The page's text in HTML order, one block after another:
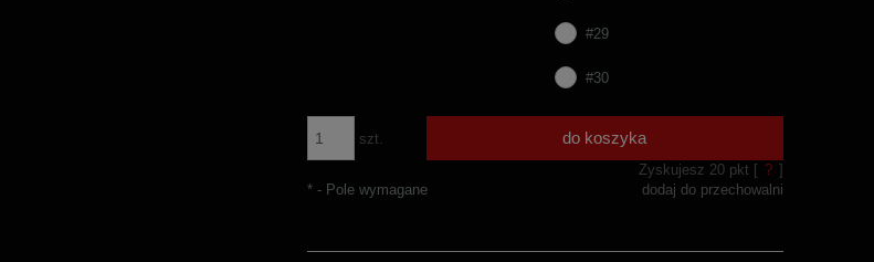
#29
#30
szt. do koszyka
Zyskujesz 20pkt [ ? ]
dodaj do przechowalni
* - Pole wymagane